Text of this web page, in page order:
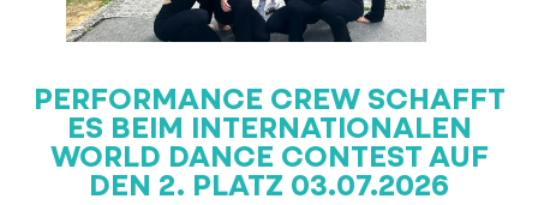
PERFORMANCE CREW SCHAFFT
ES BEIM INTERNATIONALEN
WORLD DANCE CONTEST AUF
DEN 2. PLATZ 03.07.2026